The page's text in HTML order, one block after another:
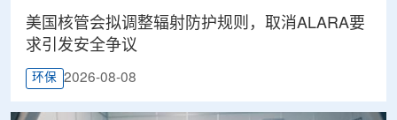
美国核管会拟调整辐射防护规则，取消ALARA要
求引发安全争议
环保 2026-08-08